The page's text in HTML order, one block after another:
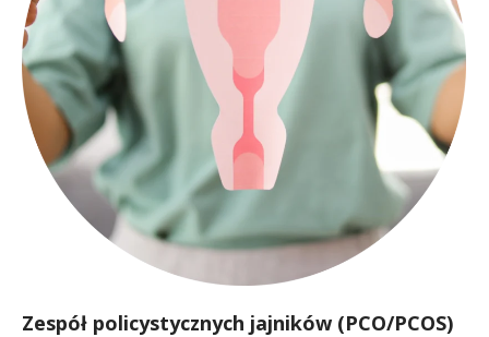
Zespół policystycznych jajników (PCO/PCOS)